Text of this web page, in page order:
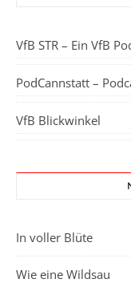
VfB STR – Ein VfB
PodCannstatt –
VfB Blickwinkel
In voller Blüte
Wie eine Wildsau